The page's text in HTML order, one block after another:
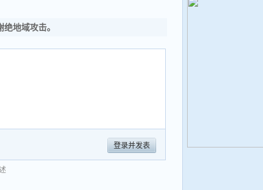
地域攻击。
登录并发表